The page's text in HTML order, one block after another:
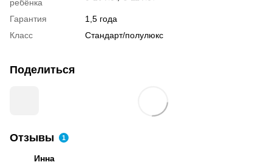
ребёнка
Гарантия
1,5 года
Класс
Стандарт/полулюкс
Поделиться
Отзывы 1
Инна